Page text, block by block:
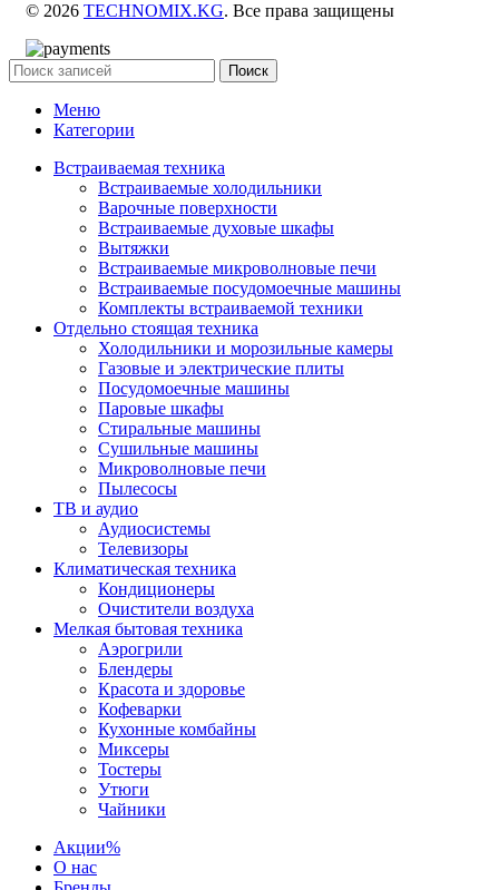
© 2026 TECHNOMIX.KG. Все права защищены
Поиск
Меню
Категории
Встраиваемая техника
Встраиваемые холодильники
Варочные поверхности
Встраиваемые духовые шкафы
Вытяжки
Встраиваемые микроволновые печи
Встраиваемые посудомоечные машины
Комплекты встраиваемой техники
Отдельно стоящая техника
Холодильники и морозильные камеры
Газовые и электрические плиты
Посудомоечные машины
Паровые шкафы
Стиральные машины
Сушильные машины
Микроволновые печи
Пылесосы
ТВ и аудио
Аудиосистемы
Телевизоры
Климатическая техника
Кондиционеры
Очистители воздуха
Мелкая бытовая техника
Аэрогрили
Блендеры
Красота и здоровье
Кофеварки
Кухонные комбайны
Миксеры
Тостеры
Утюги
Чайники
Акции%
О нас